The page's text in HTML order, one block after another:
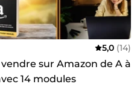
5,0 (14)
sur Amazon de A à
14 modules